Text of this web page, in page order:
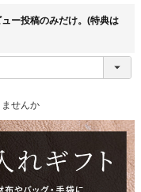
ー投稿のみだけ。(特典は
せんか